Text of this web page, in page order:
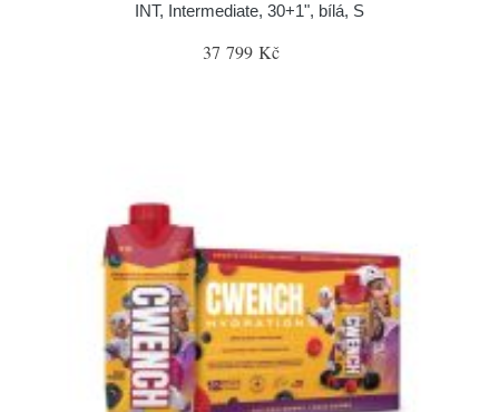
INT, Intermediate, 30+1", bílá, S
37 799 Kč